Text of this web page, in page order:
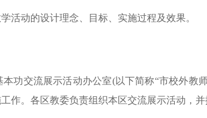
动的设计理念、目标、实施过程及效果。
交流展示活动办公室(以下简称“市校外教
作。各区教委负责组织本区交流展示活动，并